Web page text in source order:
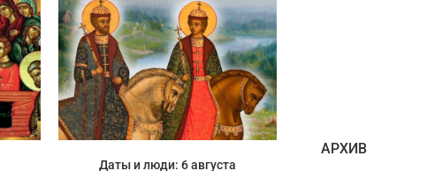
Даты и люди: 6 августа
AРХИВ